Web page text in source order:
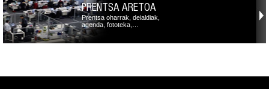
PRENTSA ARETOA
Prentsa oharrak, deialdiak,
agenda, fototeka,…